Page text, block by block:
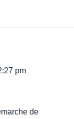
pm
de